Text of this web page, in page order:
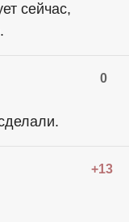
сейчас,
0
+13